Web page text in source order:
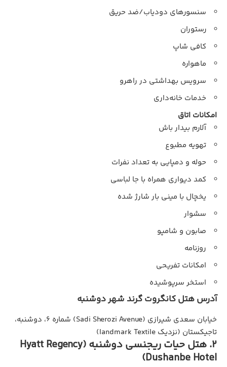
سنسورهای دودیاب/ضد حریق
رستوران
کافی شاپ
ماهواره
سرویس بهداشتی در راهرو
خدمات خانه‌داری
امکانات اتاق
آلارم بیدار باش
تهویه مطبوع
حوله و دمپایی به تعداد نفرات
کمد دیواری همراه با جا لباسی
یخچال با مینی بار شارژ شده
سشوار
صابون و شامپو
روزنامه
امکانات تفریحی
استخر سرپوشیده
آدرس هتل کانگروت گرند شهر دوشنبه
خیابان سعدی شیرازی (Sadi Sherozi Avenue) شماره ۶، دوشنبه،
تاجیکستان (نزدیک landmark Textile)
2. هتل حیات ریجنسی دوشنبه (Hyatt Regency
Dushanbe Hotel)